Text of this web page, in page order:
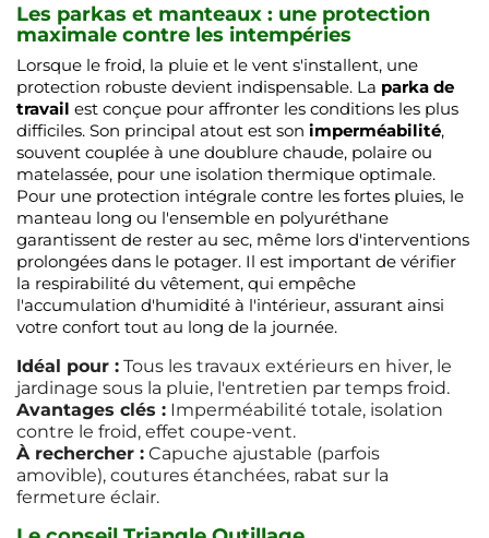
Les parkas et manteaux : une protection
maximale contre les intempéries
Lorsque le froid, la pluie et le vent s'installent, une
protection robuste devient indispensable. La parka de
travail est conçue pour affronter les conditions les plus
difficiles. Son principal atout est son imperméabilité,
souvent couplée à une doublure chaude, polaire ou
matelassée, pour une isolation thermique optimale.
Pour une protection intégrale contre les fortes pluies, le
manteau long ou l'ensemble en polyuréthane
garantissent de rester au sec, même lors d'interventions
prolongées dans le potager. Il est important de vérifier
la respirabilité du vêtement, qui empêche
l'accumulation d'humidité à l'intérieur, assurant ainsi
votre confort tout au long de la journée.
Idéal pour : Tous les travaux extérieurs en hiver, le
jardinage sous la pluie, l'entretien par temps froid.
Avantages clés : Imperméabilité totale, isolation
contre le froid, effet coupe-vent.
À rechercher : Capuche ajustable (parfois
amovible), coutures étanchées, rabat sur la
fermeture éclair.